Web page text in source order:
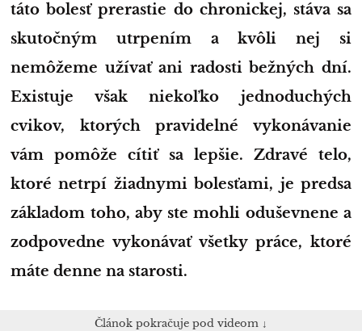
táto bolesť prerastie do chronickej, stáva sa
skutočným utrpením a kvôli nej si
nemôžeme užívať ani radosti bežných dní.
Existuje však niekoľko jednoduchých
cvikov, ktorých pravidelné vykonávanie
vám pomôže cítiť sa lepšie. Zdravé telo,
ktoré netrpí žiadnymi bolesťami, je predsa
základom toho, aby ste mohli oduševnene a
zodpovedne vykonávať všetky práce, ktoré
máte denne na starosti.
Článok pokračuje pod videom ↓